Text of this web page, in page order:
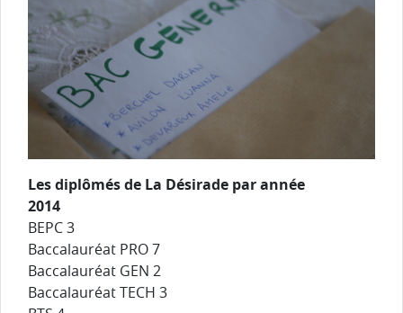
Les diplômés de La Désirade par année
2014
BEPC 3
Baccalauréat PRO 7
Baccalauréat GEN 2
Baccalauréat TECH 3